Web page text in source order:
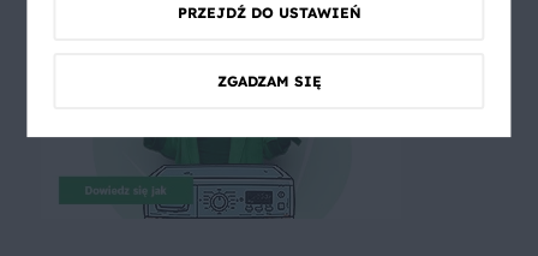
PRZEJDŹ DO USTAWIEŃ
ZGADZAM SIĘ